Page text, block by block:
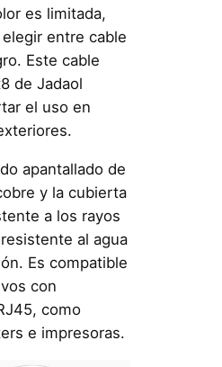
es limitada,
entre cable
Este cable
de Jadaol
el uso en
apantallado de
y la cubierta
a los rayos
al agua
Es compatible
con
como
e impresoras.